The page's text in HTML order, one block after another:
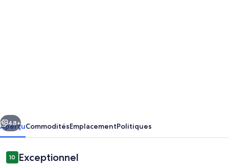
2BDR
|
Pool
Suivant
48+
AperçuCommoditésEmplacementPolitiques
Avis
1010 sur 10 –
Exceptionnel